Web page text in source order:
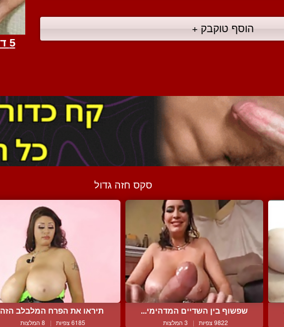
הוסף טוקבק +
סקס חזה גדול
שפשוף בין השדיים המדהימי...
9822 צפיות | 3 המלצות
תיראו את הפרח המלבלב הזה
6185 צפיות | 8 המלצות